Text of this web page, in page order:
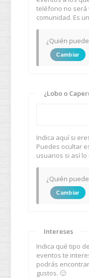
teléfono no será
comunidad. Es
¿Quién
Cambiar
¿Lobo o
Indica aquí si eres un chico o una chica.
Puedes ocultar
usuarios si así lo
¿Quién
Cambiar
Intereses
Indica qué tipo de actividades, viajes o
eventos te
podrás
gustos. 🙂